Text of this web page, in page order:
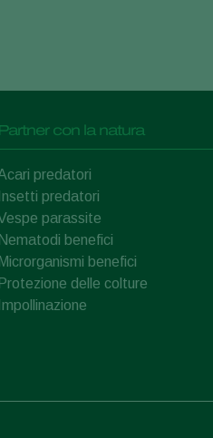
Partner con la natura
predatori
Insetti predatori
parassite
Nematodi benefici
Microrganismi benefici
Protezione delle colture
Impollinazione